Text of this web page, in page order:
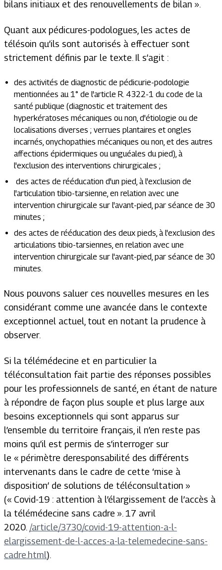
bilans initiaux et des renouvellements de bilan ».
Quant aux pédicures-podologues, les actes de
télésoin qu’ils sont autorisés à effectuer sont
strictement définis par le texte. Il s’agit :
des activités de diagnostic de pédicurie-podologie
mentionnées au 1° de l'article R. 4322-1 du code de la
santé publique (diagnostic et traitement des
hyperkératoses mécaniques ou non, d'étiologie ou de
localisations diverses ; verrues plantaires et ongles
incarnés, onychopathies mécaniques ou non, et des autres
affections épidermiques ou unguéales du pied), à
l'exclusion des interventions chirurgicales ;
des actes de rééducation d'un pied, à l'exclusion de
l'articulation tibio-tarsienne, en relation avec une
intervention chirurgicale sur l'avant-pied, par séance de 30
minutes ;
des actes de rééducation des deux pieds, à l'exclusion des
articulations tibio-tarsiennes, en relation avec une
intervention chirurgicale sur l'avant-pied, par séance de 30
minutes.
Nous pouvons saluer ces nouvelles mesures en les
considérant comme une avancée dans le contexte
exceptionnel actuel, tout en notant la prudence à
observer.
Si la télémédecine et en particulier la
téléconsultation fait partie des réponses possibles
pour les professionnels de santé, en étant de nature
à répondre de façon plus souple et plus large aux
besoins exceptionnels qui sont apparus sur
l’ensemble du territoire français, il n’en reste pas
moins qu’il est permis de s’interroger sur
le « périmètre deresponsabilité des différents
intervenants dans le cadre de cette ‘mise à
disposition’ de solutions de téléconsultation »
(« Covid-19 : attention à l’élargissement de l’accès à
la télémédecine sans cadre ». 17 avril
2020. /article/3730/covid-19-attention-a-l-
elargissement-de-l-acces-a-la-telemedecine-sans-
cadre.html).